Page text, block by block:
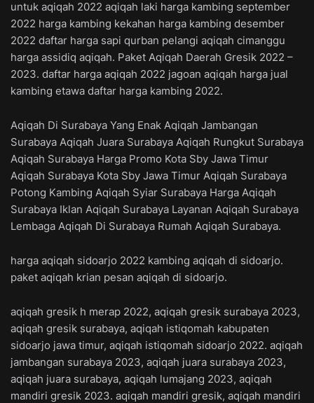
untuk aqiqah 2022 aqiqah laki harga kambing september
2022 harga kambing kekahan harga kambing desember
2022 daftar harga sapi qurban pelangi aqiqah cimanggu
harga assidiq aqiqah. Paket Aqiqah Daerah Gresik 2022 –
2023. daftar harga aqiqah 2022 jagoan aqiqah harga jual
kambing etawa daftar harga kambing 2022.
Aqiqah Di Surabaya Yang Enak Aqiqah Jambangan
Surabaya Aqiqah Juara Surabaya Aqiqah Rungkut Surabaya
Aqiqah Surabaya Harga Promo Kota Sby Jawa Timur
Aqiqah Surabaya Kota Sby Jawa Timur Aqiqah Surabaya
Potong Kambing Aqiqah Syiar Surabaya Harga Aqiqah
Surabaya Iklan Aqiqah Surabaya Layanan Aqiqah Surabaya
Lembaga Aqiqah Di Surabaya Rumah Aqiqah Surabaya.
harga aqiqah sidoarjo 2022 kambing aqiqah di sidoarjo.
paket aqiqah krian pesan aqiqah di sidoarjo.
aqiqah gresik h merap 2022, aqiqah gresik surabaya 2023,
aqiqah gresik surabaya, aqiqah istiqomah kabupaten
sidoarjo jawa timur, aqiqah istiqomah sidoarjo 2022. aqiqah
jambangan surabaya 2023, aqiqah juara surabaya 2023,
aqiqah juara surabaya, aqiqah lumajang 2023, aqiqah
mandiri gresik 2023. aqiqah mandiri gresik, aqiqah mandiri